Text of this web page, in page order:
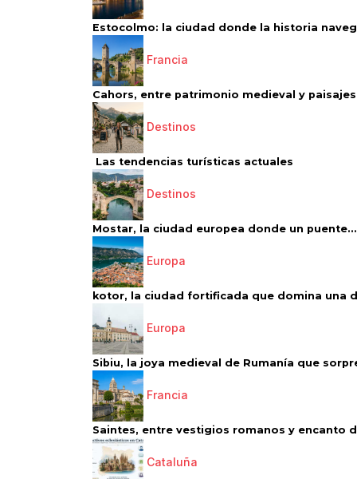
Estocolmo: la ciudad donde la historia
Francia
Cahors, entre patrimonio medieval y paisajes
Destinos
Las tendencias turísticas actuales
Destinos
Mostar, la ciudad europea donde un puente...
Europa
kotor, la ciudad fortificada que domina una
Europa
Sibiu, la joya medieval de Rumanía que
Francia
Saintes, entre vestigios romanos y encanto
Cataluña